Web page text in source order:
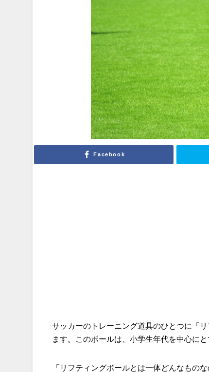
Facebook
サッカーのトレーニング道具のひとつに「
ます。このボールは、小学生年代を中心に
「リフティングボールとは一体どんなもの